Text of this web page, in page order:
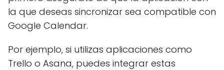
la que deseas sincronizar sea compatible con
Google Calendar.
Por ejemplo, si utilizas aplicaciones como
Trello o Asana, puedes integrar estas